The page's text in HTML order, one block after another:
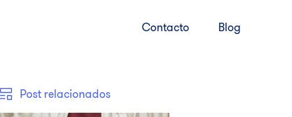
Contacto Blog
Post relacionados